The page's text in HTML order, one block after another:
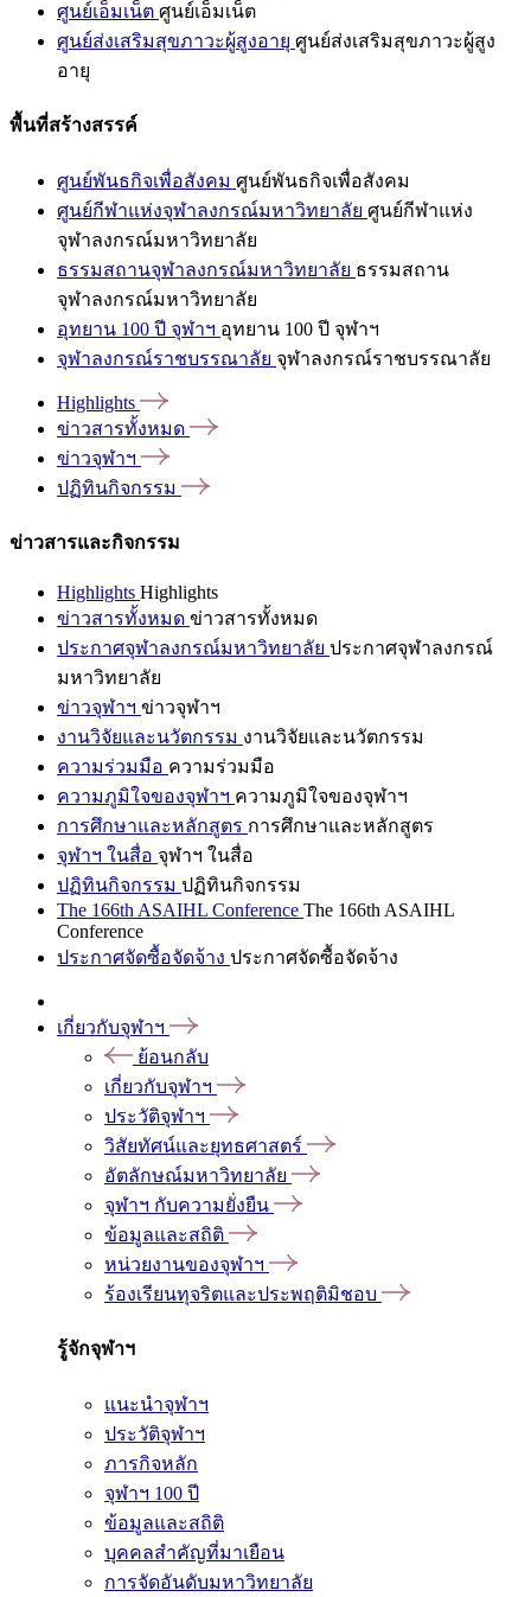
ศูนย์เอ็มเน็ต ศูนย์เอ็มเน็ต
ศูนย์ส่งเสริมสุขภาวะผู้สูงอายุ ศูนย์ส่งเสริมสุขภาวะผู้สูง
อายุ
พื้นที่สร้างสรรค์
ศูนย์พันธกิจเพื่อสังคม ศูนย์พันธกิจเพื่อสังคม
ศูนย์กีฬาแห่งจุฬาลงกรณ์มหาวิทยาลัย ศูนย์กีฬาแห่ง
จุฬาลงกรณ์มหาวิทยาลัย
ธรรมสถานจุฬาลงกรณ์มหาวิทยาลัย ธรรมสถาน
จุฬาลงกรณ์มหาวิทยาลัย
อุทยาน 100 ปี จุฬาฯ อุทยาน 100 ปี จุฬาฯ
จุฬาลงกรณ์ราชบรรณาลัย จุฬาลงกรณ์ราชบรรณาลัย
Highlights
ข่าวสารทั้งหมด
ข่าวจุฬาฯ
ปฏิทินกิจกรรม
ข่าวสารและกิจกรรม
Highlights Highlights
ข่าวสารทั้งหมด ข่าวสารทั้งหมด
ประกาศจุฬาลงกรณ์มหาวิทยาลัย ประกาศจุฬาลงกรณ์
มหาวิทยาลัย
ข่าวจุฬาฯ ข่าวจุฬาฯ
งานวิจัยและนวัตกรรม งานวิจัยและนวัตกรรม
ความร่วมมือ ความร่วมมือ
ความภูมิใจของจุฬาฯ ความภูมิใจของจุฬาฯ
การศึกษาและหลักสูตร การศึกษาและหลักสูตร
จุฬาฯ ในสื่อ จุฬาฯ ในสื่อ
ปฏิทินกิจกรรม ปฏิทินกิจกรรม
The 166th ASAIHL Conference The 166th ASAIHL
Conference
ประกาศจัดซื้อจัดจ้าง ประกาศจัดซื้อจัดจ้าง
เกี่ยวกับจุฬาฯ
ย้อนกลับ
เกี่ยวกับจุฬาฯ
ประวัติจุฬาฯ
วิสัยทัศน์และยุทธศาสตร์
อัตลักษณ์มหาวิทยาลัย
จุฬาฯ กับความยั่งยืน
ข้อมูลและสถิติ
หน่วยงานของจุฬาฯ
ร้องเรียนทุจริตและประพฤติมิชอบ
รู้จักจุฬาฯ
แนะนำจุฬาฯ
ประวัติจุฬาฯ
ภารกิจหลัก
จุฬาฯ 100 ปี
ข้อมูลและสถิติ
บุคคลสำคัญที่มาเยือน
การจัดอันดับมหาวิทยาลัย